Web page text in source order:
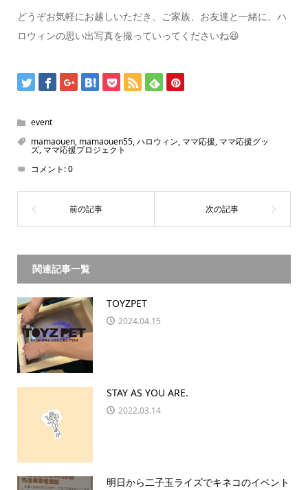
どうぞお気軽にお越しいただき、ご家族、お友達と一緒に、ハ
ロウィンの思い出写真を撮っていってくださいね😆
event
mamaouen, mamaouen55,ハロウィン, ママ応援, ママ応援グッ
ズ, ママ応援プロジェクト
コメント:0
関連記事一覧
TOYZPET
2024.04.15
STAY AS YOU ARE.
2022.03.14
明日から二子玉ライズでキネコのイベント